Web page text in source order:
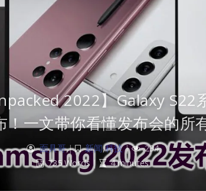
2022】Galaxy S22
！一文带你看懂发布会的所
面具哥| 新闻,科技|
234
735 Words | 4 minutes